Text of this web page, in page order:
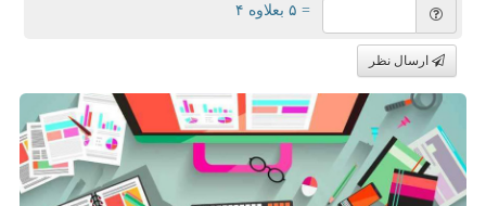
= ۵ بعلاوه ۴
ارسال نظر